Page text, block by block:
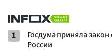
1
Госдума приняла
России